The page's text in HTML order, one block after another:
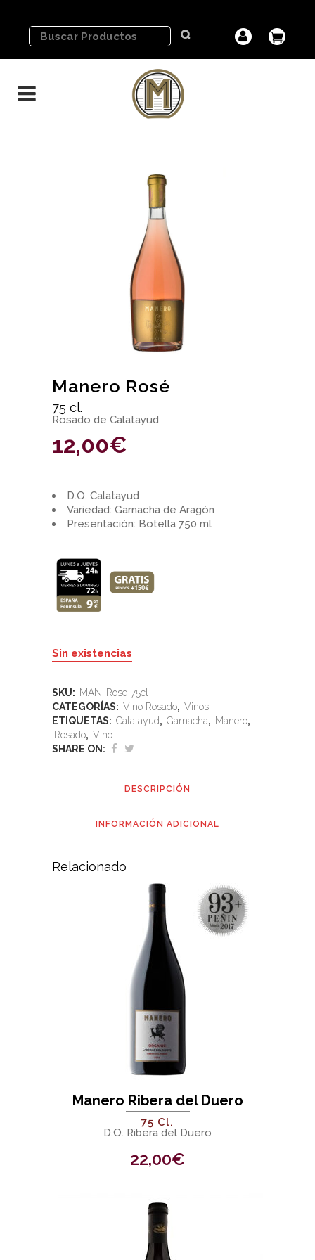
Manero Rosé
75 cl.
Rosado de Calatayud
12,00€
D.O. Calatayud
Variedad: Garnacha de Aragón
Presentación: Botella 750 ml
Sin existencias
SKU: MAN-Rose-75cl
CATEGORÍAS: Vino Rosado, Vinos
ETIQUETAS: Calatayud, Garnacha, Manero,
Rosado, Vino
SHARE ON:
DESCRIPCIÓN
INFORMACIÓN ADICIONAL
Relacionado
Manero Ribera del Duero
75 Cl.
D.O. Ribera del Duero
22,00€